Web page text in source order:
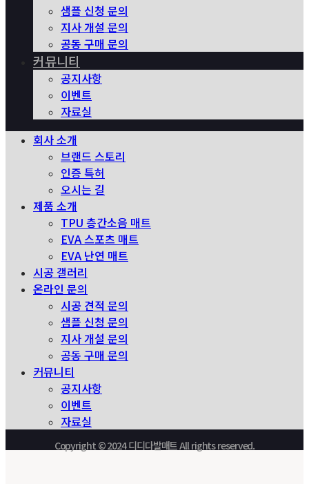
샘플 신청 문의
지사 개설 문의
공동 구매 문의
커뮤니티
공지사항
이벤트
자료실
회사 소개
브랜드 스토리
인증 특허
오시는 길
제품 소개
TPU 층간소음 매트
EVA 스포츠 매트
EVA 난연 매트
시공 갤러리
온라인 문의
시공 견적 문의
샘플 신청 문의
지사 개설 문의
공동 구매 문의
커뮤니티
공지사항
이벤트
자료실
Copyright © 2024 디디다발매트 All rights reserved.